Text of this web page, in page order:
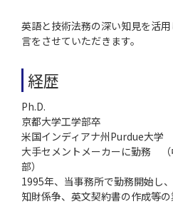
英語と技術法務の深い知見を活
言をさせていただきます。
経歴
Ph.D.
京都大学工学部卒
米国インディアナ州Purdue大学
大手セメントメーカーに勤務 （
部）
1995年、当事務所で勤務開始し
知財係争、英文契約書の作成等